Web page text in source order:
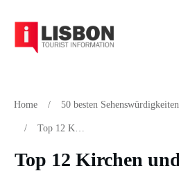
Home / 50 besten
/
Top 12 Kirchen